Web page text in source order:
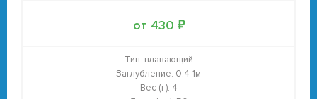
от 430 ₽
Тип: плавающий
Заглубление: 0.4-1м
Вес (г): 4